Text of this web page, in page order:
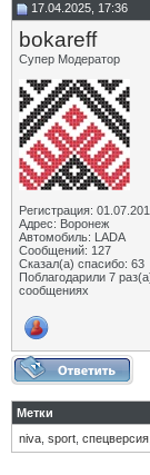
17.04.2025, 17:36
bokareff
Супер Модератор
Регистрация:
Адрес: Воронеж
Автомобиль: LADA
Сообщений: 127
Сказал(а) спасибо: 63
Поблагодарили 7
сообщениях
Метки
niva sport спецверсия